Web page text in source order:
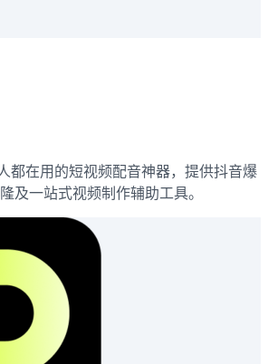
都在用的短视频配音神器，提供抖音爆
及一站式视频制作辅助工具。